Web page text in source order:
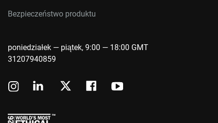
Bezpieczeństwo produktu
poniedziałek — piątek, 9:00 — 18:00 GMT
31207940859